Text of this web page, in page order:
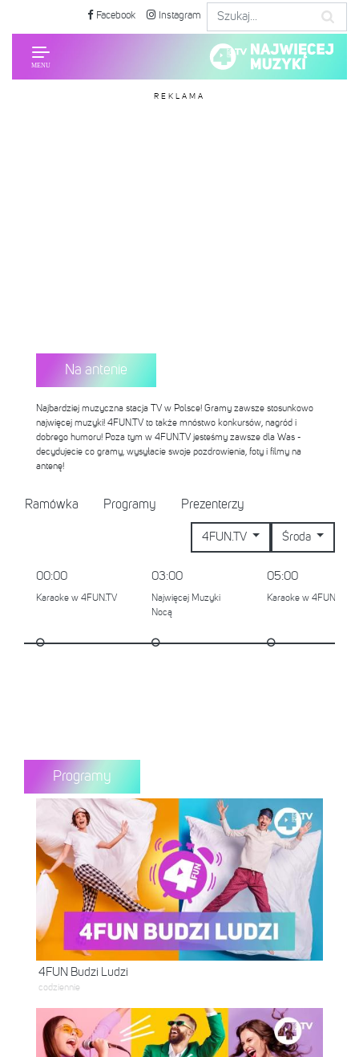
Facebook Instagram
REKLAMA
Na antenie
Najbardziej muzyczna stacja TV w Polsce! Gramy zawsze stosunkowo
najwięcej muzyki! 4FUN.TV to także mnóstwo konkursów, nagród i
dobrego humoru! Poza tym w 4FUN.TV jesteśmy zawsze dla Was -
decydujecie co gramy, wysyłacie swoje pozdrowienia, foty i filmy na
antenę!
Ramówka Programy Prezenterzy
4FUN.TV Środa
00:00
Karaoke w 4FUN.TV
03:00
Najwięcej Muzyki
Nocą
05:00
Karaoke w 4FUN.TV
Programy
4FUN Budzi Ludzi
codziennie